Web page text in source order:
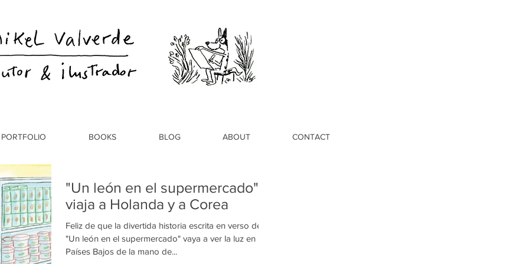
"Un león en el supermercado"
viaja a Holanda y a Corea
Feliz de que la divertida historia escrita en verso de
"Un león en el supermercado" vaya a ver la luz en los
Países Bajos de la mano de...
PORTFOLIO BOOKS BLOG ABOUT CONTACT